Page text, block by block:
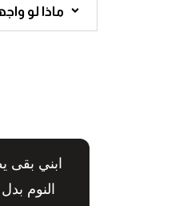
ماذا لو
ابني بقى
النوم